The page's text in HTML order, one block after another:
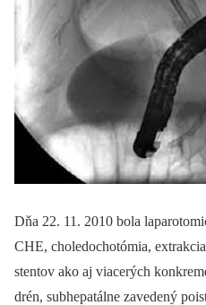
Dňa 22. 11. 2010 bola
CHE, choledochotómia,
stentov ako aj via­cerých
drén, subhepatálne zavedený